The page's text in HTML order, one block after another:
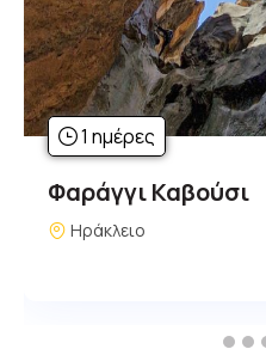
1 ημέρες
Φαράγγι Καβούσι
Ηράκλειο